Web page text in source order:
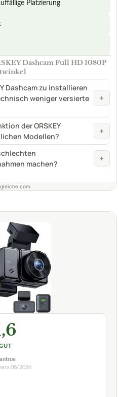
Platzierung
Dashcam Full HD 1080P
Dashcam zu installieren
weniger versierte
+
der ORSKEY
Modellen?
+
machen?
+
08/2026